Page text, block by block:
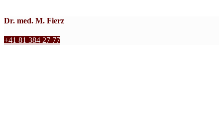
Dr. med. M. Fierz
+41 81 384 27 77